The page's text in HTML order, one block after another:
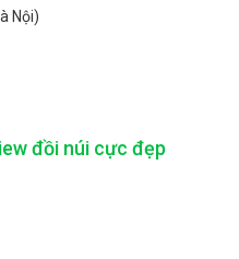
Nội)
đồi núi cực đẹp